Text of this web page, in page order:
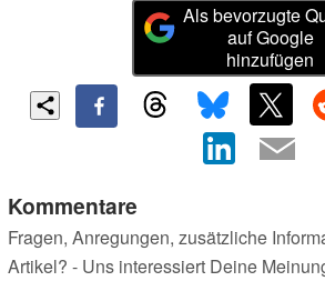
Als bevorzugte
auf Google
hinzufügen
Kommentare
Fragen, Anregungen, zusätzliche
Artikel? - Uns interessiert Deine